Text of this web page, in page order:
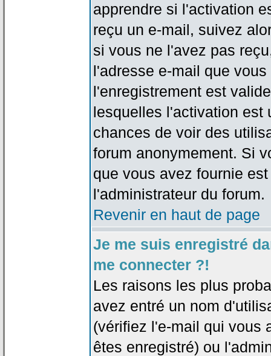
apprendre si l'activation
reçu un e-mail, suivez
si vous ne l'avez pas
l'adresse e-mail que
l'enregistrement est
lesquelles l'activation est
chances de voir des
forum anonymement. Si
que vous avez fournie
l'administrateur du forum.
Revenir en haut de page
Je me suis enregistré
me connecter ?!
Les raisons les plus
avez entré un nom
(vérifiez l'e-mail qui vous
êtes enregistré) ou